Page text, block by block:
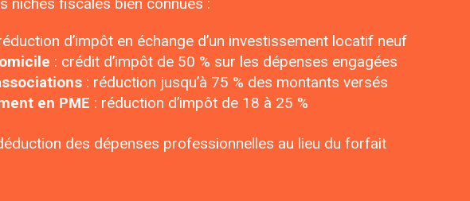
niches fiscales bien connues :
d’impôt en échange d’un investissement locatif neuf
: crédit d’impôt de 50 % sur les dépenses engagées
: réduction jusqu’à 75 % des montants versés
en PME : réduction d’impôt de 18 à 25 %
des dépenses professionnelles au lieu du forfait